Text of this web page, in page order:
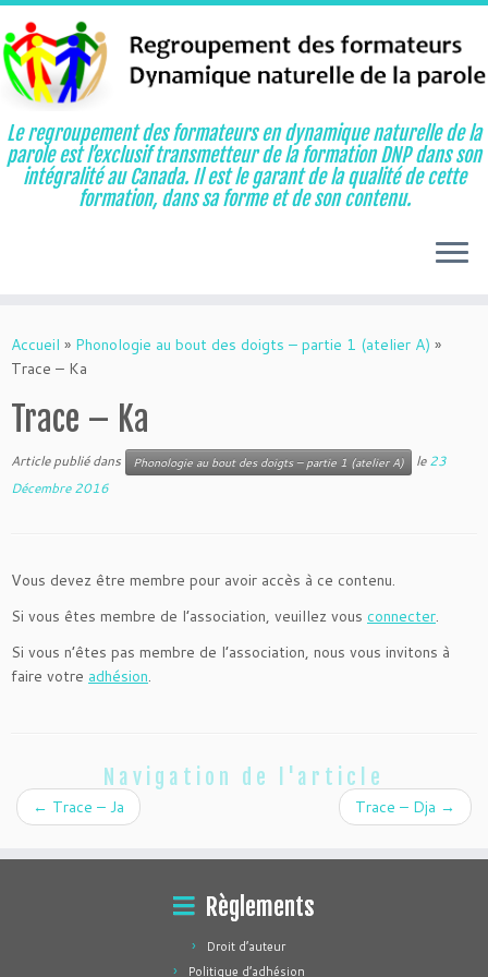
au
contenu
Le regroupement des formateurs en dynamique naturelle de la
parole est l’exclusif transmetteur de la formation DNP dans son
intégralité au Canada. Il est le garant de la qualité de cette
formation, dans sa forme et de son contenu.
Accueil » Phonologie au bout des doigts – partie 1 (atelier A) »
Trace – Ka
Trace – Ka
Article publié dans Phonologie au bout des doigts – partie 1 (atelier A) le23
Décembre 2016
Vous devez être membre pour avoir accès à ce contenu.
Si vous êtes membre de l’association, veuillez vous connecter.
Si vous n’êtes pas membre de l’association, nous vous invitons à
faire votre adhésion.
Navigation de l'article
← Trace – Ja Trace – Dja →
Règlements
Droit d’auteur
Politique d’adhésion